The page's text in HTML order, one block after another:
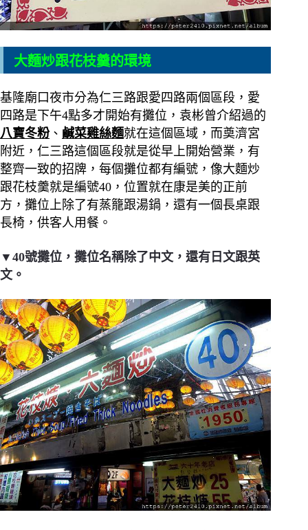
大麵炒跟花枝羹的環境
基隆廟口夜市分為仁三路跟愛四路兩個區段，愛
四路是下午4點多才開始有攤位，袁彬曾介紹過的
八寶冬粉、 鹹菜雞絲麵就在這個區域，而奠濟宮
附近，仁三路這個區段就是從早上開始營業，有
整齊一致的招牌，每個攤位都有編號，像大麵炒
跟花枝羹就是編號40，位置就在康是美的正前
方，攤位上除了有蒸籠跟湯鍋，還有一個長桌跟
長椅，供客人用餐。
▼40號攤位，攤位名稱除了中文，還有日文跟英
文。